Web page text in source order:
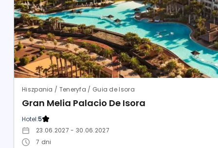
Hiszpania / Teneryfa / Guia de Isora
Gran Melia Palacio De Isora
Hotel:5
23.06.2027 - 30.06.2027
7 dni